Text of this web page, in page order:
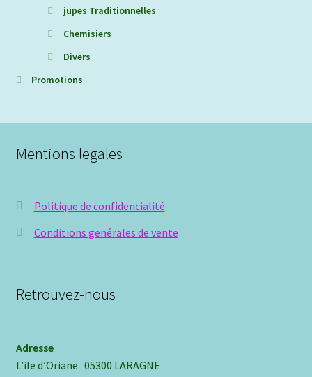
jupes Traditionnelles
Chemisiers
Divers
Promotions
Mentions legales
Politique de confidencialité
Conditions genérales de vente
Retrouvez-nous
Adresse
L’ile d’Oriane 05300 LARAGNE